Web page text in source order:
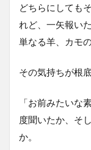
どちらにしても
れど、一矢報い
単なる羊、カモ
その気持ちが根
「お前みたいな
度聞いたか、そ
か。